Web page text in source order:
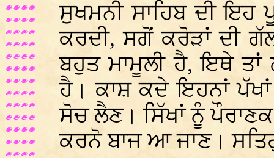
ਸੁਖਮਨੀ ਸਾਹਿਬ ਦੀ ਇਹ
ਕਰਦੀ, ਸਗੋਂ ਕਰੋੜਾਂ ਦੀ
ਬਹੁਤ ਮਾਮੂਲੀ ਹੈ, ਇਥੇ ਤਾਂ
ਹੈ। ਕਾਸ਼ ਕਦੇ ਇਹਨਾਂ
ਸੋਚ ਲੈਣ। ਸਿੱਖਾਂ ਨੂੰ
ਕਰਨੋ ਬਾਜ ਆ ਜਾਣ।